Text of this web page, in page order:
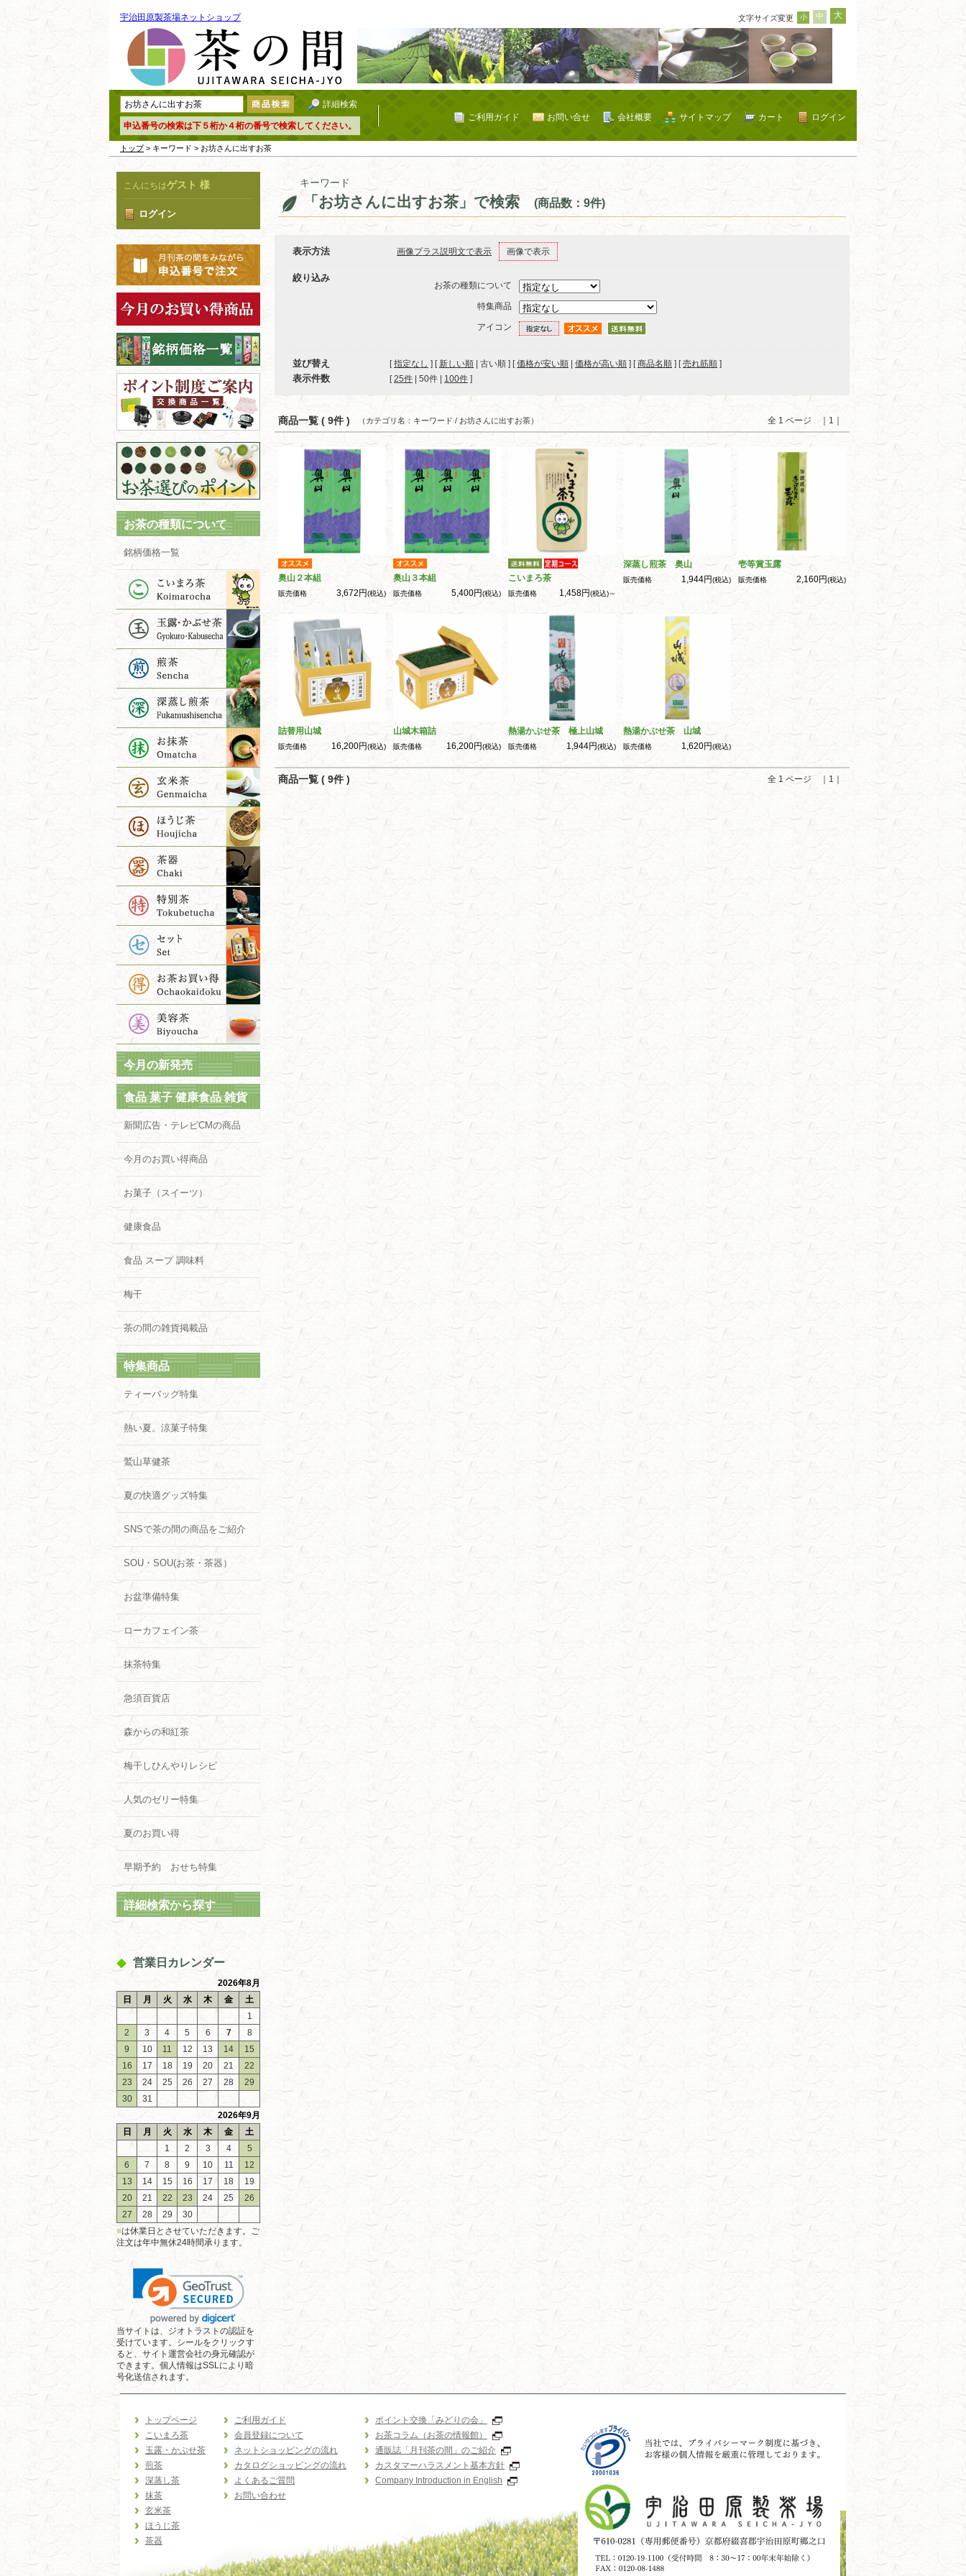
宇治田原製茶場ネットショップ 文字サイズ変更 小 中 大
詳細検索
申込番号の検索は下５桁か４桁の番号で検索してください。
ログイン
カート
サイトマップ
会社概要
お問い合せ
ご利用ガイド
トップ> キーワード > お坊さんに出すお茶
こんにちはゲスト 様
ログイン
お茶の種類について
銘柄価格一覧
今月の新発売
食品 菓子 健康食品 雑貨
新聞広告・テレビCMの商品
今月のお買い得商品
お菓子（スイーツ）
健康食品
食品 スープ 調味料
梅干
茶の間の雑貨掲載品
特集商品
ティーバッグ特集
熱い夏。涼菓子特集
鷲山草健茶
夏の快適グッズ特集
SNSで茶の間の商品をご紹介
SOU・SOU(お茶・茶器）
お盆準備特集
ローカフェイン茶
抹茶特集
急須百貨店
森からの和紅茶
梅干しひんやりレシピ
人気のゼリー特集
夏のお買い得
早期予約 おせち特集
詳細検索から探す
営業日カレンダー
2026年8月
日
月 火 水 木 金
土
1
2
3 4 5 6 7
8
9
10 11 12 13 14
15
16
17 18 19 20 21
22
23
24 25 26 27 28
29
30
31
2026年9月
日
月 火 水 木 金
土
1
2 3 4
5
6
7 8 9 10 11
12
13
14 15 16 17 18
19
20
21 22 23 24 25
26
27
28 29
30
■は休業日とさせていただきます。ご
注文は年中無休24時間承ります。
当サイトは、ジオトラストの認証を
受けています。シールをクリックす
ると、サイト運営会社の身元確認が
できます。個人情報はSSLにより暗
号化送信されます。
キーワード
「お坊さんに出すお茶」で検索 (商品数：9件)
表示方法 画像プラス説明文で表示 画像で表示
絞り込み
お茶の種類について
特集商品
アイコン
並び替え [指定なし ] [ 新しい順 | 古い順 ] [価格が安い順 価格が高い順 ] [商品名順 ] [売れ筋順 ]
表示件数 [ 25件 50件 100件 ]
商品一覧 ( 9件 ) 全 1 ページ ｜1｜
（カテゴリ名：キーワード / お坊さんに出すお茶）
奥山２本組
販売価格 3,672円(税込)
奥山３本組
販売価格 5,400円(税込)
こいまろ茶
販売価格 1,458円(税込)～
深蒸し煎茶 奥山
販売価格 1,944円(税込)
壱等賞玉露
販売価格 2,160円(税込)
詰替用山城
販売価格 16,200円(税込)
山城木箱詰
販売価格 16,200円(税込)
熱湯かぶせ茶 極上山城
販売価格 1,944円(税込)
熱湯かぶせ茶 山城
販売価格 1,620円(税込)
商品一覧 ( 9件 ) 全 1 ページ ｜1｜
トップページ
こいまろ茶
玉露・かぶせ茶
煎茶
深蒸し茶
抹茶
玄米茶
ほうじ茶
茶器
ご利用ガイド
会員登録について
ネットショッピングの流れ
カタログショッピングの流れ
よくあるご質問
お問い合わせ
ポイント交換「みどりの会」
お茶コラム（お茶の情報館）
通販誌「月刊茶の間」のご紹介
カスタマーハラスメント基本方針
Company Introduction in English